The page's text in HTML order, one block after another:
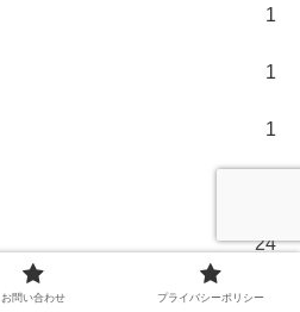
1
1
1
24
お問い合わせ プライバシーポリシー